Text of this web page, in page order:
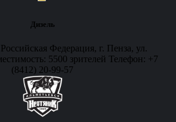
Дизель
Федерация, г. Пенза, ул.
5500 зрителей Телефон: +7
(8412) 20-99-57